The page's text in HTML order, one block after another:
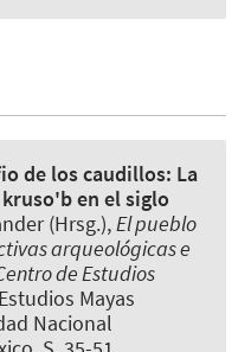
de los caudillos: La
en el siglo
(Hrsg.),El pueblo
arqueológicas e
de Estudios
Mayas
Nacional